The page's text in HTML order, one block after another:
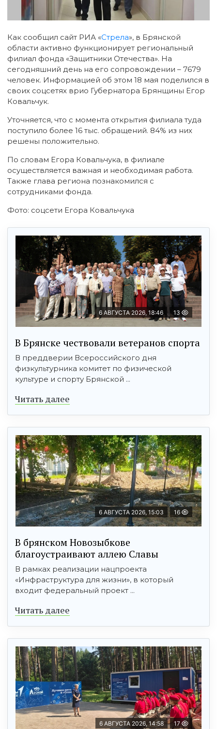
Как сообщил сайт РИА «Стрела», в Брянской
области активно функционирует региональный
филиал фонда «Защитники Отечества». На
сегодняшний день на его сопровождении – 7679
человек. Информацией об этом 18 мая поделился в
своих соцсетях врио Губернатора Брянщины Егор
Ковальчук.
Уточняется, что с момента открытия филиала туда
поступило более 16 тыс. обращений. 84% из них
решены положительно.
По словам Егора Ковальчука, в филиале
осуществляется важная и необходимая работа.
Также глава региона познакомился с
сотрудниками фонда.
Фото: соцсети Егора Ковальчука
6 АВГУСТА 2026, 18:46 13
В Брянске чествовали ветеранов спорта
В преддверии Всероссийского дня
физкультурника комитет по физической
культуре и спорту Брянской ...
Читать далее
6 АВГУСТА 2026, 15:03 16
В брянском Новозыбкове
благоустраивают аллею Славы
В рамках реализации нацпроекта
«Инфраструктура для жизни», в который
входит федеральный проект ...
Читать далее
6 АВГУСТА 2026, 14:58 17